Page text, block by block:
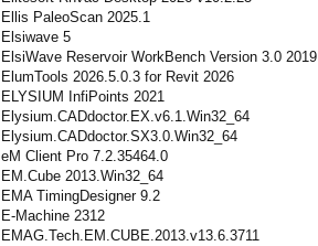
Ellis PaleoScan 2025.1
Elsiwave 5
ElsiWave Reservoir WorkBench Version 3.0 2019
ElumTools 2026.5.0.3 for Revit 2026
ELYSIUM InfiPoints 2021
Elysium.CADdoctor.EX.v6.1.Win32_64
Elysium.CADdoctor.SX3.0.Win32_64
eM Client Pro 7.2.35464.0
EM.Cube 2013.Win32_64
EMA TimingDesigner 9.2
E-Machine 2312
EMAG.Tech.EM.CUBE.2013.v13.6.3711